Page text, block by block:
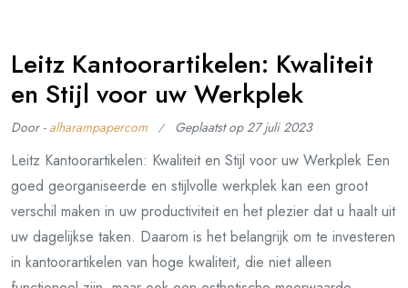
Leitz Kantoorartikelen: Kwaliteit
en Stijl voor uw Werkplek
Door - alharampapercom Geplaatst op27 juli 2023
Leitz Kantoorartikelen: Kwaliteit en Stijl voor uw Werkplek Een
goed georganiseerde en stijlvolle werkplek kan een groot
verschil maken in uw productiviteit en het plezier dat u haalt uit
uw dagelijkse taken. Daarom is het belangrijk om te investeren
in kantoorartikelen van hoge kwaliteit, die niet alleen